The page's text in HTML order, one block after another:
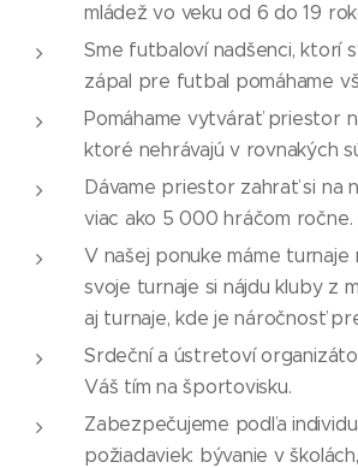
mládež vo veku od 6 do 19
Sme futbaloví nadšenci, ktorí
zápal pre futbal pomáhame
Pomáhame vytvárať priestor
ktoré nehrávajú v rovnakých
Dávame priestor zahrať si na
viac ako 5 000 hráčom ročne.
V našej ponuke máme turnaje
svoje turnaje si nájdu kluby z
aj turnaje, kde je náročnosť
Srdeční a ústretoví
Váš tím na športovisku.
Zabezpečujeme podľa
požiadaviek: bývanie v